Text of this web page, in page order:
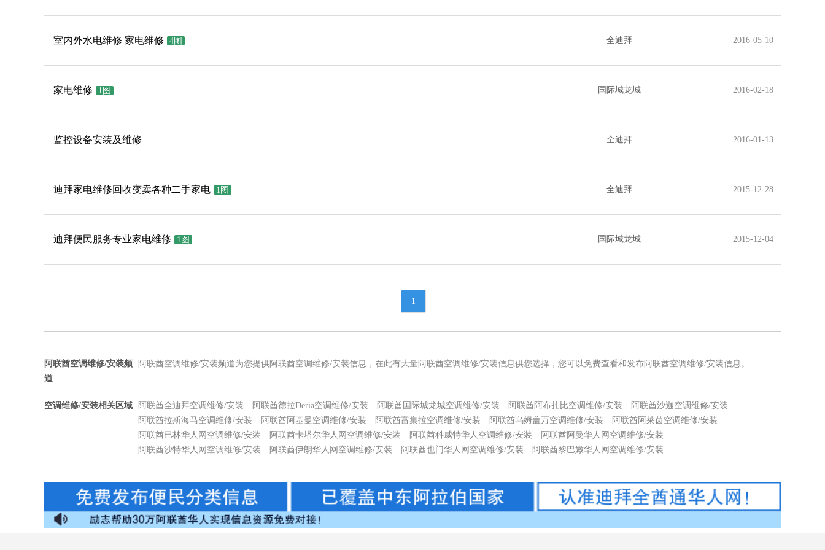
室内外水电维修 家电维修 4图 全迪拜 2016-05-10
家电维修 1图 国际城龙城 2016-02-18
监控设备安装及维修 全迪拜 2016-01-13
迪拜家电维修回收变卖各种二手家电 1图 全迪拜 2015-12-28
迪拜便民服务专业家电维修 1图 国际城龙城 2015-12-04
1
阿联酋空调维修/安装频
道
阿联酋空调维修/安装频道为您提供阿联酋空调维修/安装信息，在此有大量阿联酋空调维修/安装信息供您选择，您可以免费查看和发布阿联酋空调维修/安装信息。
空调维修/安装相关区域 阿联酋全迪拜空调维修/安装 阿联酋德拉Deria空调维修/安装 阿联酋国际城龙城空调维修/安装 阿联酋阿布扎比空调维修/安装
阿联酋沙迦空调维修/安装
阿联酋拉斯海马空调维修/安装
阿联酋阿基曼空调维修/安装 阿联酋富集拉空调维修/安装 阿联酋乌姆盖万空调维修/安装
阿联酋阿莱茵空调维修/安装
阿联酋巴林华人网空调维修/安装
阿联酋卡塔尔华人网空调维修/安装 阿联酋科威特华人空调维修/安装
阿联酋阿曼华人网空调维修/安装
阿联酋沙特华人网空调维修/安装
阿联酋伊朗华人网空调维修/安装 阿联酋也门华人网空调维修/安装 阿联酋黎巴嫩华人网空调维修/安装